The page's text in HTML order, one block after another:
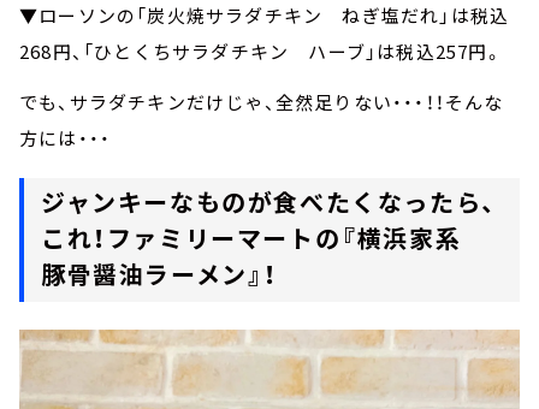
▼ローソンの「炭火焼サラダチキン ねぎ塩だれ」は税込
268円、「ひとくちサラダチキン ハーブ」は税込257円。
でも、サラダチキンだけじゃ、全然足りない・・・！！そんな
方には・・・
ジャンキーなものが食べたくなったら、
これ！ファミリーマートの『横浜家系
豚骨醤油ラーメン』！